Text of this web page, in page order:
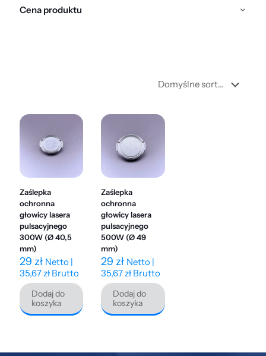
Cena produktu
Zaślepka
ochronna
głowicy lasera
pulsacyjnego
300W (Ø 40,5
mm)
29 zł Netto |
35,67zł Brutto
Dodaj do
koszyka
Zaślepka
ochronna
głowicy lasera
pulsacyjnego
500W (Ø 49
mm)
29 zł Netto |
35,67zł Brutto
Dodaj do
koszyka